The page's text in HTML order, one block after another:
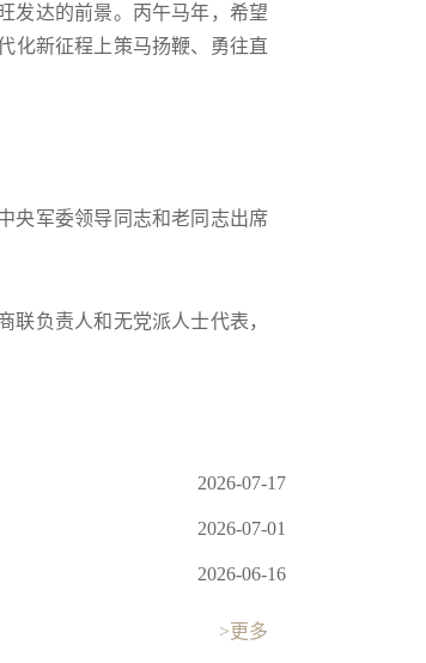
发达的前景。丙午马年，希望
化新征程上策马扬鞭、勇往直
央军委领导同志和老同志出席
负责人和无党派人士代表，
2026-07-17
2026-07-01
2026-06-16
>更多